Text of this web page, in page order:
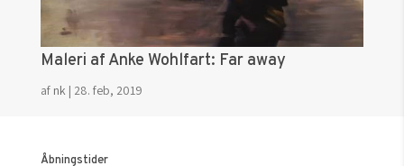
Maleri af Anke Wohlfart: Far away
af nk | 28. feb, 2019
Åbningstider